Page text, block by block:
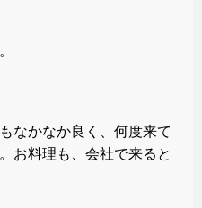
なかなか良く、何度来て
お料理も、会社で来ると